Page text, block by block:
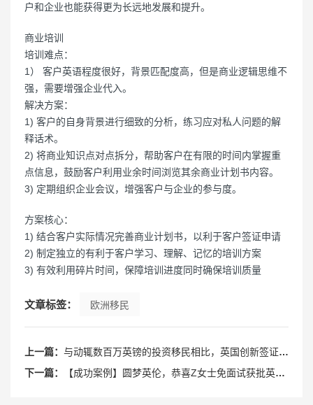
户和企业也能获得更为长远地发展和提升。
商业培训
培训难点：
1） 客户英语程度很好，背景匹配度高，但是商业逻辑思维不
强，需要增强企业代入。
解决方案：
1) 客户的自身背景进行细致的分析，练习应对私人问题的解
释话术。
2) 将商业知识点对点拆分，帮助客户在有限的时间内掌握重
点信息，鼓励客户利用业余时间浏览其余商业计划书内容。
3) 定期组织企业会议，增强客户与企业的参与度。
方案核心：
1) 结合客户实际情况完善商业计划书，以利于客户签证申请
2) 制定独立的有利于客户学习、理解、记忆的培训方案
3) 有效利用碎片时间，保障培训进度同时确保培训质量
文章标签： 欧洲移民
上一篇： 与动辄数百万英镑的投资移民相比，英国创新签证的优势是什么？
下一篇：
【成功案例】圆梦英伦，恭喜Z女士免面试获批英国创新签证！